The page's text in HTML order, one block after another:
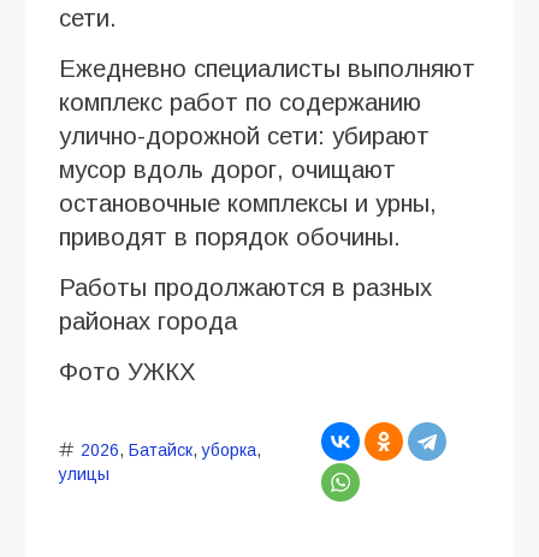
сети.
Ежедневно специалисты выполняют
комплекс работ по содержанию
улично-дорожной сети: убирают
мусор вдоль дорог, очищают
остановочные комплексы и урны,
приводят в порядок обочины.
Работы продолжаются в разных
районах города
Фото УЖКХ
2026, Батайск,уборка,
улицы